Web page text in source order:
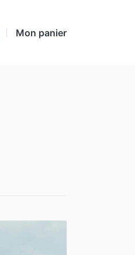
Mon panier